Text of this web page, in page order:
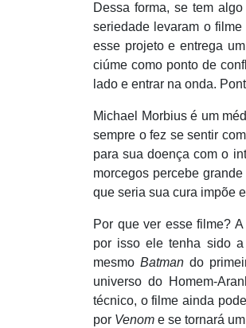
Dessa forma, se tem
seriedade levaram o
esse projeto e entrega
ciúme como ponto de
lado e entrar na onda.
Michael Morbiusé um
sempre o fez se sentir
para sua doença com o
morcegos percebe
que seria sua cura impõe
Por que ver esse filme?
por isso ele tenha sido
mesmoBatman do
universo do Homem-
técnico, o filme ainda
por Venom e se tornará